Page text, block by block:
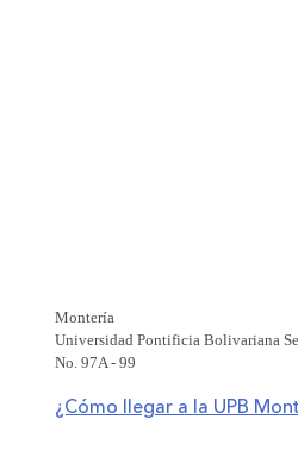
Montería
Universidad Pontificia Bolivariana
No. 97A - 99
¿Cómo llegar a la UPB